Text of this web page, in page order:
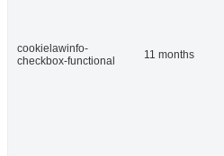
cookielawinfo-
checkbox-functional
11 months